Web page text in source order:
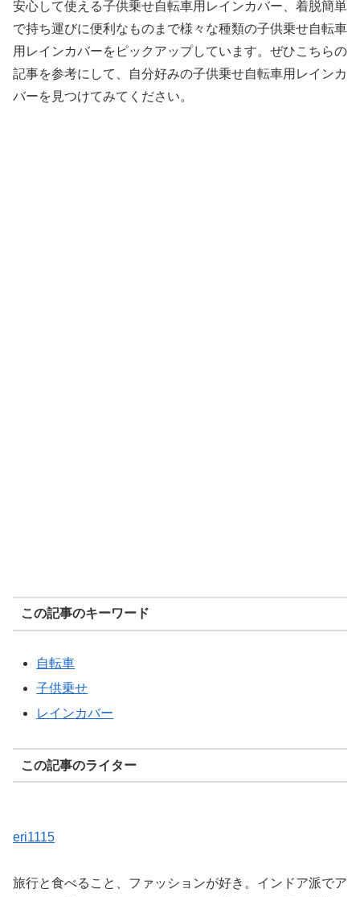
安心して使える子供乗せ自転車用レインカバー、着脱簡単
で持ち運びに便利なものまで様々な種類の子供乗せ自転車
用レインカバーをピックアップしています。ぜひこちらの
記事を参考にして、自分好みの子供乗せ自転車用レインカ
バーを見つけてみてください。
この記事のキーワード
自転車
子供乗せ
レインカバー
この記事のライター
eri1115
旅行と食べること、ファッションが好き。インドア派でア